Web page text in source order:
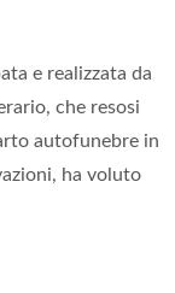
e realizzata da
che resosi
autofunebre in
ha voluto